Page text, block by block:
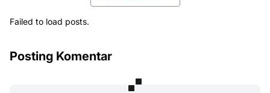
Failed to load posts.
Posting Komentar